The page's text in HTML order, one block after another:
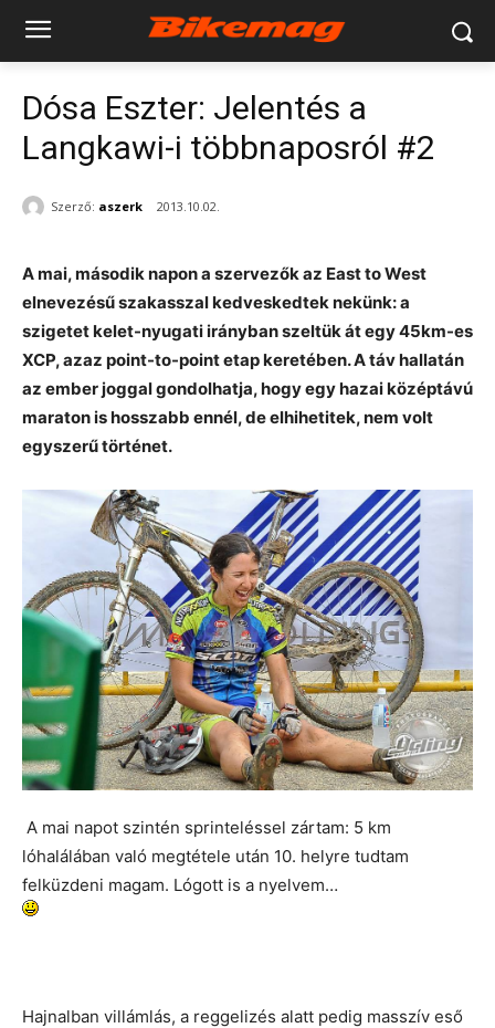
Dósa Eszter: Jelentés a
Langkawi-i többnaposról #2
Szerző: aszerk 2013.10.02.
A mai, második napon a szervezők az East to West
elnevezésű szakasszal kedveskedtek nekünk: a
szigetet kelet-nyugati irányban szeltük át egy 45km-es
XCP, azaz point-to-point etap keretében. A táv hallatán
az ember joggal gondolhatja, hogy egy hazai középtávú
maraton is hosszabb ennél, de elhihetitek, nem volt
egyszerű történet.
A mai napot szintén sprinteléssel zártam: 5 km
lóhalálában való megtétele után 10. helyre tudtam
felküzdeni magam. Lógott is a nyelvem…
Hajnalban villámlás, a reggelizés alatt pedig masszív eső